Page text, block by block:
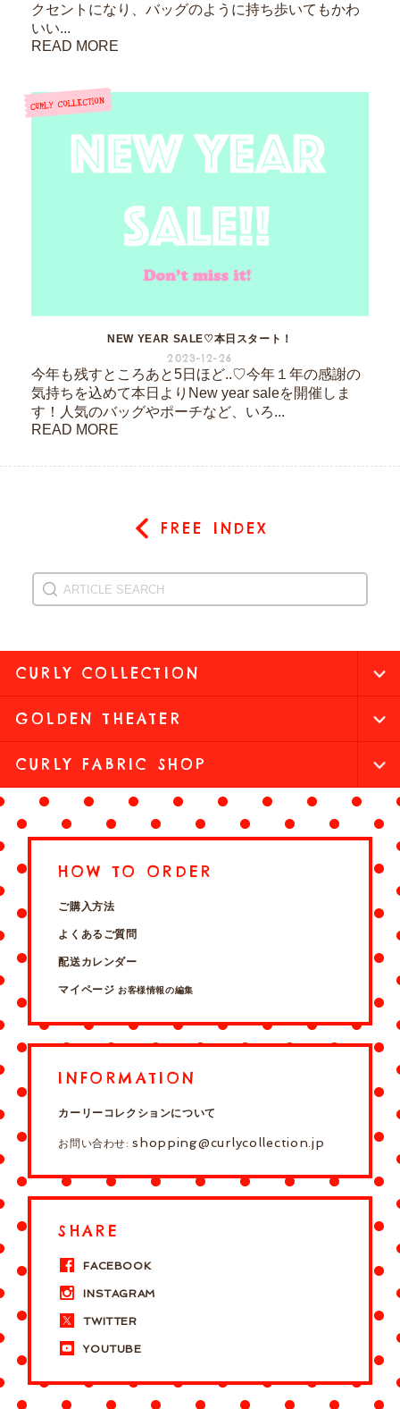
クセントになり、バッグのように持ち歩いてもかわ
いい...
READ MORE
NEW YEAR SALE♡本日スタート！
2023-12-26
今年も残すところあと5日ほど..♡今年１年の感謝の
気持ちを込めて本日よりNew year saleを開催しま
す！人気のバッグやポーチなど、いろ...
READ MORE
FREE INDEX
CURLY COLLECTION
GOLDEN THEATER
CURLY FABRIC SHOP
HOW TO ORDER
ご購入方法
よくあるご質問
配送カレンダー
マイページ お客様情報の編集
INFORMATION
カーリーコレクションについて
お問い合わせ:shopping@curlycollection.jp
SHARE
FACEBOOK
INSTAGRAM
TWITTER
YOUTUBE